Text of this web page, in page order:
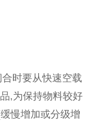
时要从快速空载
,为保持物料较好
慢增加或分级增